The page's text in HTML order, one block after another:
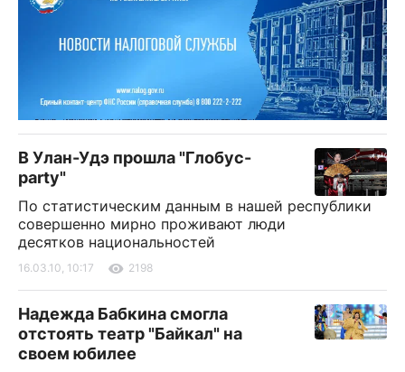
В Улан-Удэ прошла "Глобус-
party"
По статистическим данным в нашей республики
совершенно мирно проживают люди
десятков национальностей
16.03.10, 10:17 2198
Надежда Бабкина смогла
отстоять театр "Байкал" на
своем юбилее